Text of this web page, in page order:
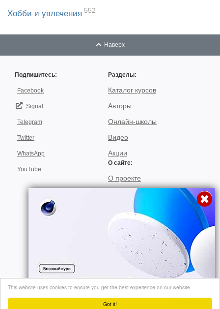
Got it!
This website uses cookies to ensure you get the best experience on our website.
Хобби и увлечения 552
Наверх
Подпишитесь:
Facebook
Signal
Telegram
Twitter
WhatsApp
YouTube
Разделы:
Каталог курсов
Авторы
Онлайн-школы
Видео
Акции
О сайте:
О проекте
Для авторов
Договор пользования
Использование материалов
Подписка
© 2026, "video-kursi.net". Лучшие тренинги и курсы в одном месте. Все
права на материалы, находящиеся на сайте, охраняются в соответствии
с законодательством..
Перейти